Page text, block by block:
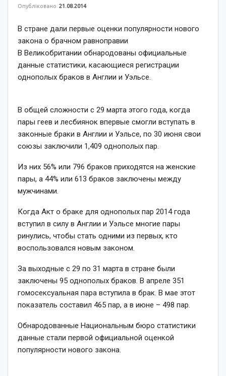
Опубліковано 21.08.2014
В стране дали первые оценки популярности нового
закона о брачном равноправии
В Великобритании обнародованы официальные
данные статистики, касающиеся регистрации
однополых браков в Англии и Уэльсе.
В общей сложности с 29 марта этого года, когда
пары геев и лесбиянок впервые смогли вступать в
законные браки в Англии и Уэльсе, по 30 июня свои
союзы заключили 1,409 однополых пар.
Из них 56% или 796 браков приходятся на женские
пары, а 44% или 613 браков заключены между
мужчинами.
Когда Акт о браке для однополых пар 2014 года
вступил в силу в Англии и Уэльсе многие пары
ринулись, чтобы стать одними из первых, кто
воспользовался новым законом.
За выходные с 29 по 31 марта в стране были
заключены 95 однополых браков. В апреле 351
гомосексуальная пара вступила в брак. В мае этот
показатель составил 465 пар, а в июне – 498 пар.
Обнародованные Национальным бюро статистики
данные стали первой официальной оценкой
популярности нового закона.